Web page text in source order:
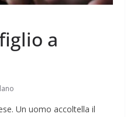
a
Un uomo accoltella il